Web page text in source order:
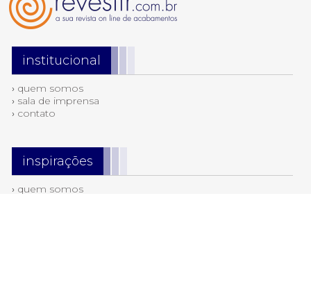
institucional
› quem somos
› sala de imprensa
› contato
inspirações
› quem somos